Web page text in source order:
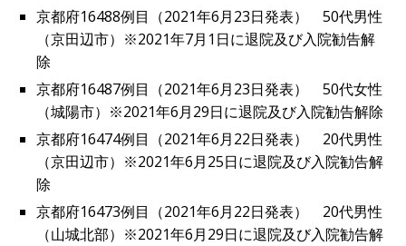
京都府16488例目（2021年6月23日発表） 50代男性
（京田辺市）※2021年7月1日に退院及び入院勧告解
除
京都府16487例目（2021年6月23日発表） 50代女性
（城陽市）※2021年6月29日に退院及び入院勧告解除
京都府16474例目（2021年6月22日発表） 20代男性
（京田辺市）※2021年6月25日に退院及び入院勧告解
除
京都府16473例目（2021年6月22日発表） 20代男性
（山城北部）※2021年6月29日に退院及び入院勧告解